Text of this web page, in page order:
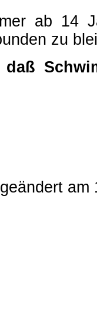
ab 14
zu
am